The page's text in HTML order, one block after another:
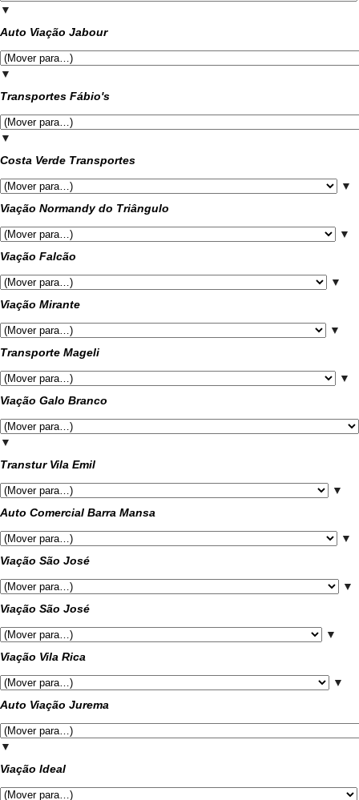
▼
Auto Viação Jabour
▼
Transportes Fábio's
▼
Costa Verde Transportes
▼
Viação Normandy do Triângulo
▼
Viação Falcão
▼
Viação Mirante
▼
Transporte Mageli
▼
Viação Galo Branco
▼
Transtur Vila Emil
▼
Auto Comercial Barra Mansa
▼
Viação São José
▼
Viação São José
▼
Viação Vila Rica
▼
Auto Viação Jurema
▼
Viação Ideal